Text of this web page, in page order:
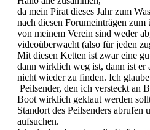
da mein Pirat dieses Jahr zum
nach diesen Forumeinträgen zum
von meinem Verein sind weder
videoüberwacht (also für jeden
Mit diesen Ketten ist zwar eine
dann wirklich weg ist, dann ist er
nicht wieder zu finden. Ich
Peilsender, den ich versteckt an
Boot wirklich geklaut werden
Standort des Peilsenders abrufen
aufsuchen.